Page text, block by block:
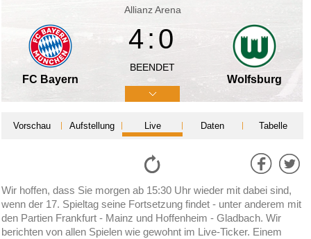
Allianz Arena
FC Bayern
4:0
BEENDET
Wolfsburg
Vorschau Aufstellung Live Daten Tabelle
Wir hoffen, dass Sie morgen ab 15:30 Uhr wieder mit dabei sind,
wenn der 17. Spieltag seine Fortsetzung findet - unter anderem mit
den Partien Frankfurt - Mainz und Hoffenheim - Gladbach. Wir
berichten von allen Spielen wie gewohnt im Live-Ticker. Einem